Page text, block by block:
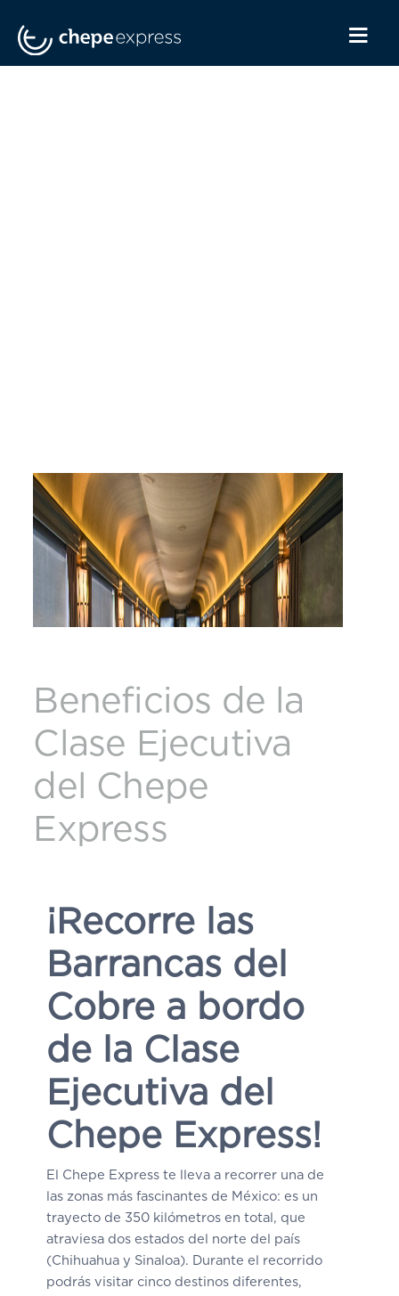
Beneficios de la
Clase Ejecutiva
del Chepe
Express
¡Recorre las
Barrancas del
Cobre a bordo
de la Clase
Ejecutiva del
Chepe Express!
El Chepe Express te lleva a recorrer una de
las zonas más fascinantes de México: es un
trayecto de 350 kilómetros en total, que
atraviesa dos estados del norte del país
(Chihuahua y Sinaloa). Durante el recorrido
podrás visitar cinco destinos diferentes,